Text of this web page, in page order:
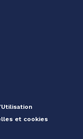
et cookies